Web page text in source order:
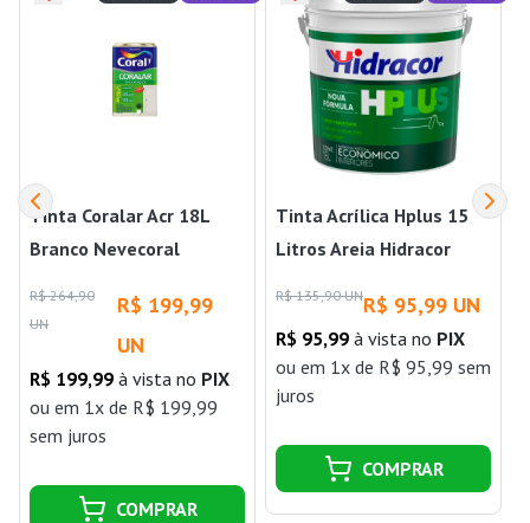
Tinta Coralar Acr 18L
Branco Nevecoral
R$ 264,90
UN
R$ 199,99
UN
R$ 199,99 à vista no PIX
ou em 1x de R$ 199,99
sem juros
COMPRAR
Tinta Acrílica Hplus 15
Litros Areia Hidracor
R$ 135,90 UNR$ 95,99 UN
R$ 95,99 à vista no PIX
ou em 1x de R$ 95,99 sem
juros
COMPRAR